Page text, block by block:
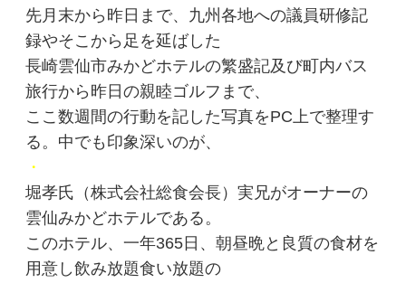
先月末から昨日まで、九州各地への議員研修記
録やそこから足を延ばした
長崎雲仙市みかどホテルの繁盛記及び町内バス
旅行から昨日の親睦ゴルフまで、
ここ数週間の行動を記した写真をPC上で整理す
る。中でも印象深いのが、
・
堀孝氏（株式会社総食会長）実兄がオーナーの
雲仙みかどホテルである。
このホテル、一年365日、朝昼晩と良質の食材を
用意し飲み放題食い放題の